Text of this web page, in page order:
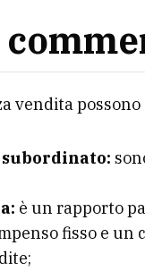
vendita
è un rapporto
fisso e un